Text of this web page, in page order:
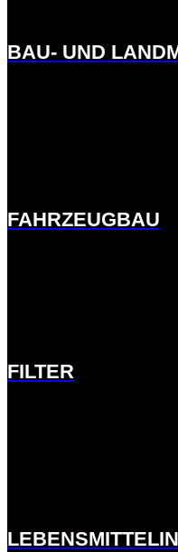
BAU- UND
FAHRZEUGBAU
FILTER